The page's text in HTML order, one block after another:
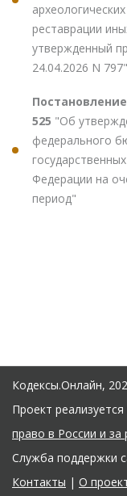
реставрации
утвержденный
24.04.2026 N 797"
525 "Об
федерального
Федерации на
период"
Кодексы.Онлайн,
Проект
право в России и
Служба поддержки
Контакты | О